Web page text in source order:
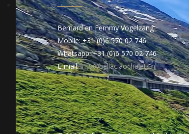
Bernard en Femmy Vogelzang
Mobile: +31 (0)6 570 02 746
Whatsapp: +31 (0)6 570 02 746
E-mail:info@bellaciaochalets.nl